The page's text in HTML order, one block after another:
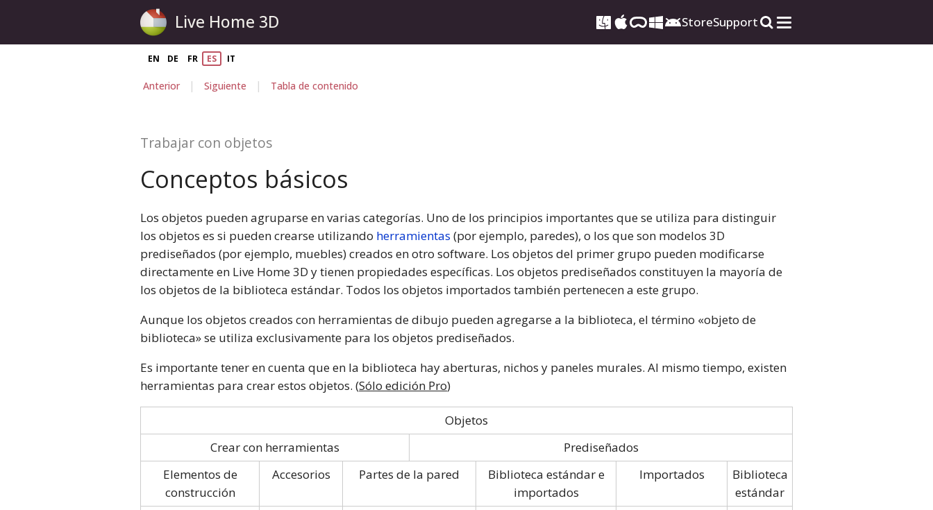
Live Home 3D StoreSupport
EN DE FR ES IT
Anterior | Siguiente | Tabla de contenido
Trabajar con objetos
Conceptos básicos
Los objetos pueden agruparse en varias categorías. Uno de los principios importantes que se utiliza para distinguir
los objetos es si pueden crearse utilizando herramientas (por ejemplo, paredes), o los que son modelos 3D
prediseñados (por ejemplo, muebles) creados en otro software. Los objetos del primer grupo pueden modificarse
directamente en Live Home 3D y tienen propiedades específicas. Los objetos prediseñados constituyen la mayoría de
los objetos de la biblioteca estándar. Todos los objetos importados también pertenecen a este grupo.
Aunque los objetos creados con herramientas de dibujo pueden agregarse a la biblioteca, el término «objeto de
biblioteca» se utiliza exclusivamente para los objetos prediseñados.
Es importante tener en cuenta que en la biblioteca hay aberturas, nichos y paneles murales. Al mismo tiempo, existen
herramientas para crear estos objetos. (Sólo edición Pro)
Objetos
Crear con herramientas
Prediseñados
Elementos de
construcción
Accesorios Partes de la pared
Biblioteca estándar e
importados
Importados
Biblioteca
estándar